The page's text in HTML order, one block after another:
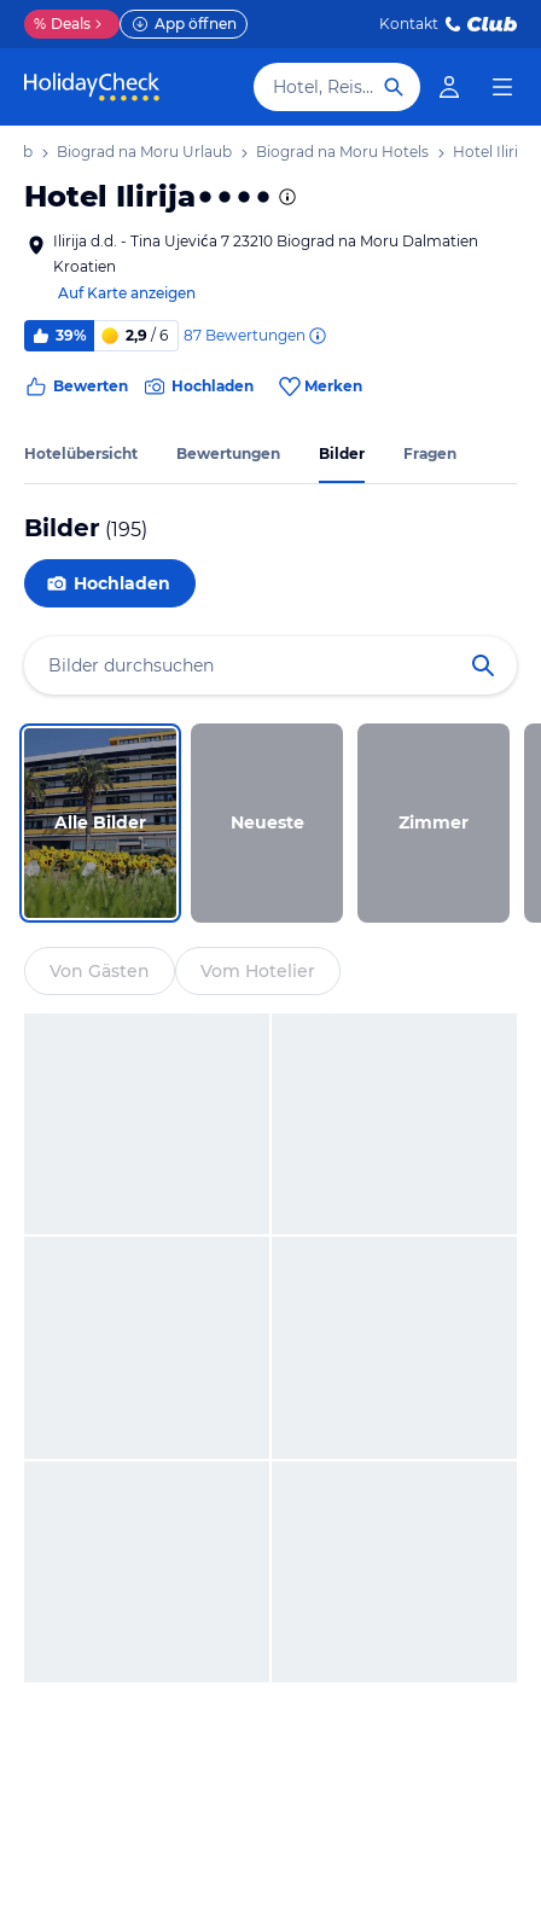
% Deals App öffnen Kontakt
Hotel, Reiseziel
Biograd na Moru Urlaub Biograd na Moru Hotels Hotel Ilirija
Hotel Ilirija
Ilirija d.d. - Tina Ujevića 7 23210 Biograd na Moru Dalmatien
Kroatien
Auf Karte anzeigen
39% 2,9 / 6 87 Bewertungen
Bewerten Hochladen Merken
Hotelübersicht Bewertungen Bilder Fragen
Bilder (195)
Hochladen
Alle Bilder Neueste Zimmer
Von Gästen Vom Hotelier